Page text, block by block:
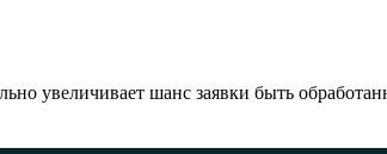
увеличивает шанс заявки быть